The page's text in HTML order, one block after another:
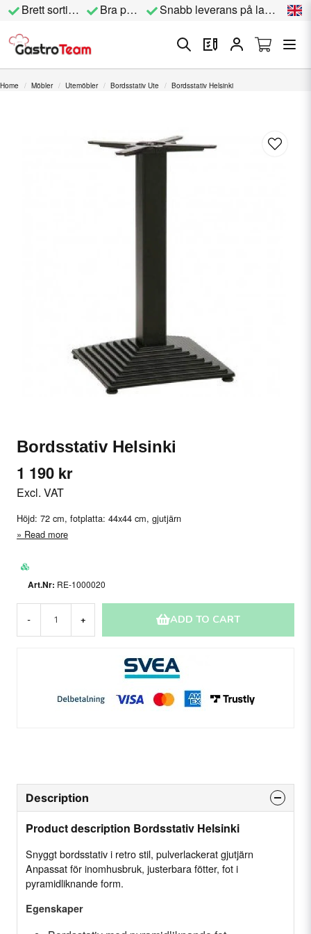
Brett sortiment Bra priser Snabb leverans på lagervara
Home Möbler Utemöbler Bordsstativ Ute Bordsstativ Helsinki
Bordsstativ Helsinki
1 190 kr
Excl. VAT
Höjd: 72 cm, fotplatta: 44x44 cm, gjutjärn
Read more
RE-1000020
- + ADD TO CART
Description
Product description Bordsstativ Helsinki
Snyggt bordsstativ i retro stil, pulverlackerat gjutjärn
Anpassat för inomhusbruk, justerbara fötter, fot i
pyramidliknande form.
Egenskaper